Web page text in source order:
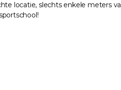
locatie, slechts enkele meters